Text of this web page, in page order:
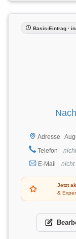
Basis-Eintrag ·
Adresse
Telefon
E-Mail
nicht
Jetzt
&